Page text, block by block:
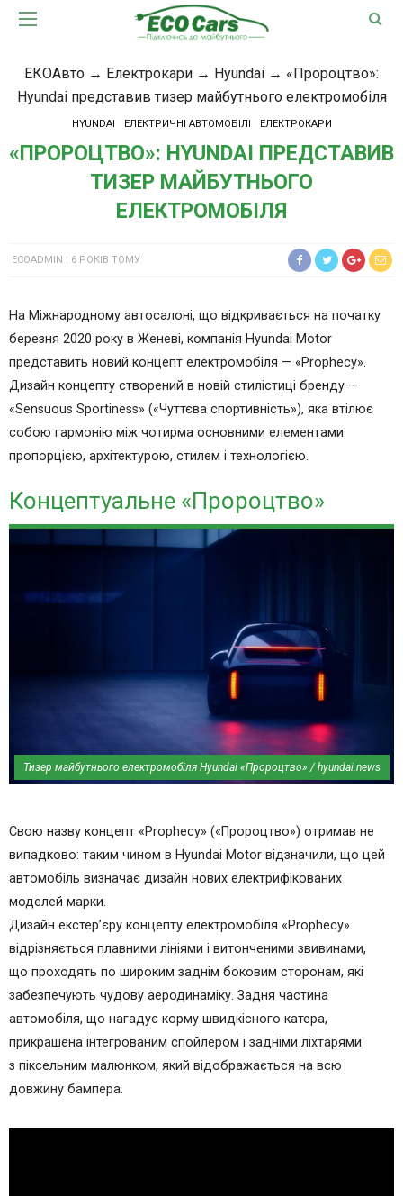
ЕКОАвто → Електрокари → Hyundai → «Пророцтво»:
Hyundai представив тизер майбутнього електромобіля
HYUNDAI ЕЛЕКТРИЧНІ АВТОМОБІЛІ ЕЛЕКТРОКАРИ
«ПРОРОЦТВО»: HYUNDAI ПРЕДСТАВИВ
ТИЗЕР МАЙБУТНЬОГО
ЕЛЕКТРОМОБІЛЯ
ECOADMIN 6 РОКІВ ТОМУ
На Міжнародному автосалоні, що відкривається на початку
березня 2020 року в Женеві, компанія Hyundai Motor
представить новий концепт електромобіля — «Prophecy».
Дизайн концепту створений в новій стилістиці бренду —
«Sensuous Sportiness» («Чуттєва спортивність»), яка втілює
собою гармонію між чотирма основними елементами:
пропорцією, архітектурою, стилем і технологією.
Концептуальне «Пророцтво»
Тизер майбутнього електромобіля Hyundai «Пророцтво» / hyundai.news
Свою назву концепт «Prophecy» («Пророцтво») отримав не
випадково: таким чином в Hyundai Motor відзначили, що цей
автомобіль визначає дизайн нових електрифікованих
моделей марки.
Дизайн екстер’єру концепту електромобіля «Prophecy»
відрізняється плавними лініями і витонченими звивинами,
що проходять по широким заднім боковим сторонам, які
забезпечують чудову аеродинаміку. Задня частина
автомобіля, що нагадує корму швидкісного катера,
прикрашена інтегрованим спойлером і задніми ліхтарями
з піксельним малюнком, який відображається на всю
довжину бампера.